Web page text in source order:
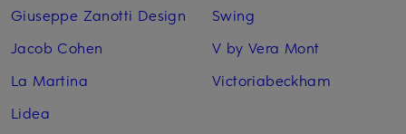
Giuseppe Zanotti Design
Jacob Cohen
La Martina
Lidea
Swing
V by Vera Mont
Victoriabeckham